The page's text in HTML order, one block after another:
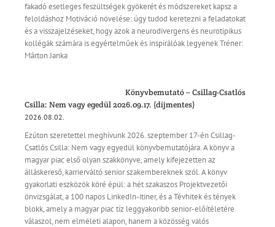
fakadó esetleges feszültségek gyökerét és módszereket kapsz a
feloldáshoz Motiváció növelése: úgy tudod keretezni a feladatokat
és a visszajelzéseket, hogy azok a neurodivergens és neurotipikus
kollégák számára is egyértelműek és inspirálóak legyenek Tréner:
Márton Janka
Könyvbemutató – Csillag-Csatlós
Csilla: Nem vagy egedül 2026.09.17. (díjmentes)
2026.08.02.
Ezúton szeretettel meghívunk 2026. szeptember 17-én Csillag-
Csatlós Csilla: Nem vagy egyedül könyvbemutatójára. A könyv a
magyar piac első olyan szakkönyve, amely kifejezetten az
álláskereső, karrierváltó senior szakembereknek szól. A könyv
gyakorlati eszközök köré épül: a hét szakaszos Projektvezetői
önvizsgálat, a 100 napos LinkedIn-itiner, és a Tévhitek és tények
blokk, amely a magyar piac tíz leggyakoribb senior-előítéletére
válaszol, nem elméleti alapon, hanem a közösség valós